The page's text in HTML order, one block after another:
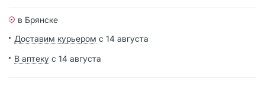
в Брянске
Доставим курьером с 14 августа
В аптеку с 14 августа